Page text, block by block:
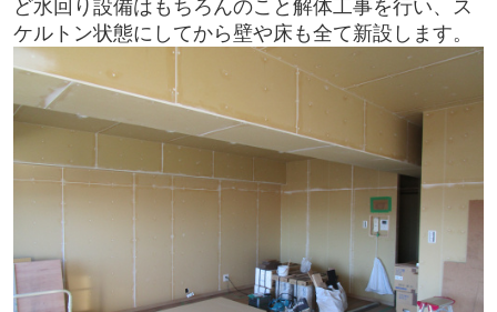
ど水回り設備はもちろんのこと解体工事を行い、ス
ケルトン状態にしてから壁や床も全て新設します。